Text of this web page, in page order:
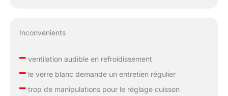
Inconvénients
–ventilation audible en refroidissement
–le verre blanc demande un entretien régulier
–trop de manipulations pour le réglage cuisson